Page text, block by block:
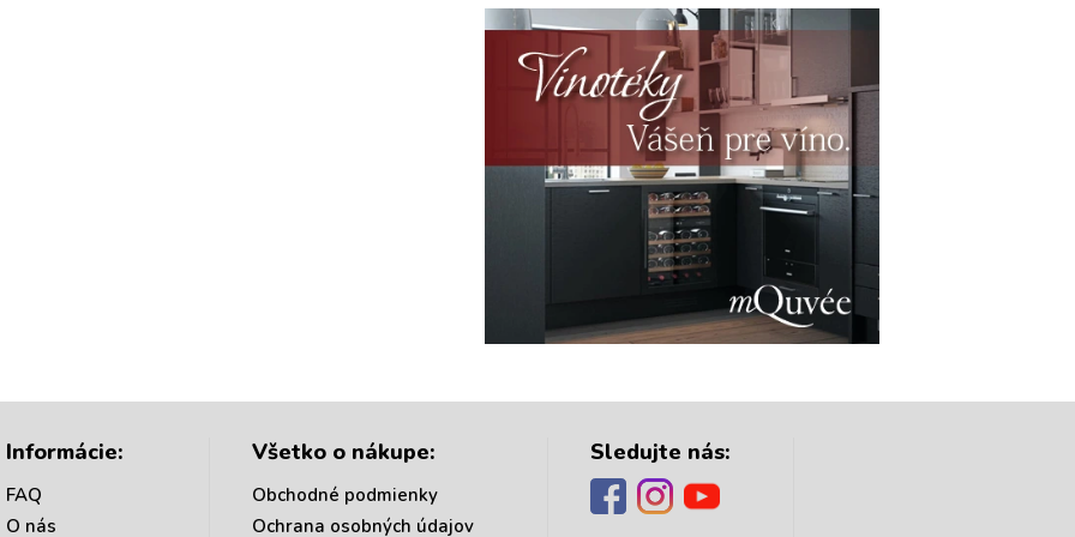
Informácie:
FAQ
O nás
Všetko o nákupe:
Obchodné podmienky
Ochrana osobných údajov
Sledujte nás: